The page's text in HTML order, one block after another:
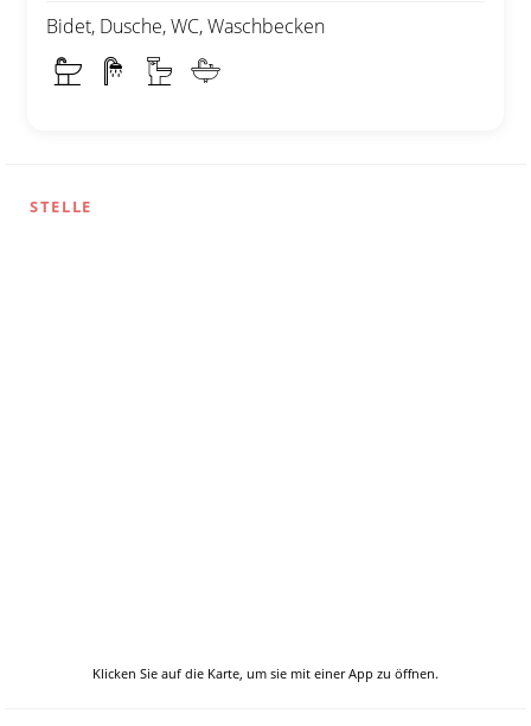
Bidet, Dusche, WC, Waschbecken
STELLE
Klicken Sie auf die Karte, um sie mit einer App zu öffnen.